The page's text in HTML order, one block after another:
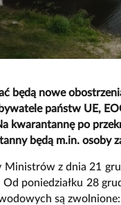
będą nowe
państw UE,
kwarantannę po
będą m.in. osoby
Ministrów z dnia 21
poniedziałku 28
są zwolnione: